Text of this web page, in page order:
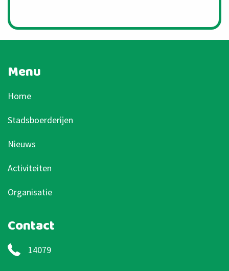
Menu
Home
Stadsboerderijen
Nieuws
Activiteiten
Organisatie
Contact
14079